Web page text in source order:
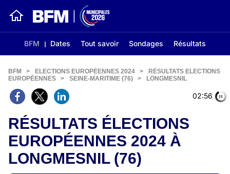
BFM Dates Tout savoir Sondages Résultats
02:56
BFM > ELECTIONS EUROPÉENNES 2024 >
RÉSULTATS ELECTIONS
EUROPÉENNES
> SEINE-MARITIME (76) > LONGMESNIL
RÉSULTATS ÉLECTIONS
EUROPÉENNES 2024 À
LONGMESNIL (76)